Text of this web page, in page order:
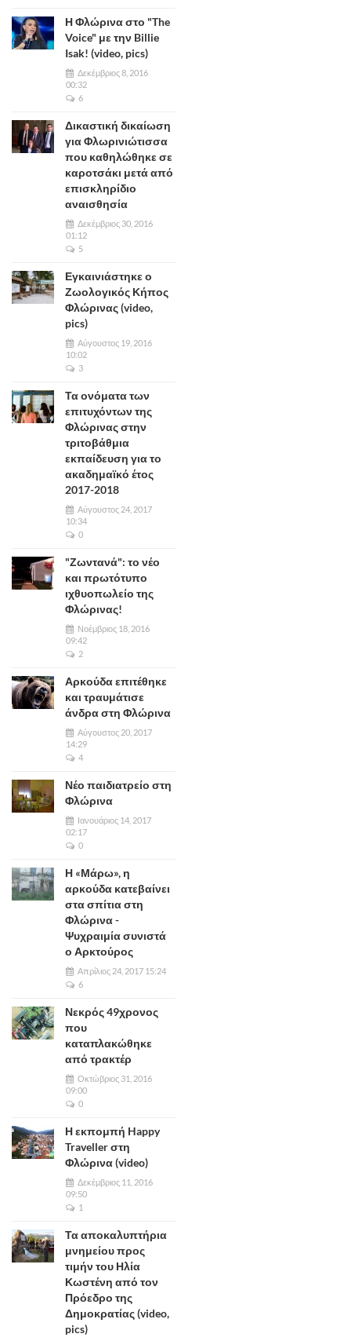
Η Φλώρινα στο "The
Voice" με την Billie
Isak! (video, pics)
Δεκέμβριος 8, 2016
00:32
6
Δικαστική δικαίωση
για Φλωρινιώτισσα
που καθηλώθηκε σε
καροτσάκι μετά από
επισκληρίδιο
αναισθησία
Δεκέμβριος 30, 2016
01:12
5
Εγκαινιάστηκε ο
Ζωολογικός Κήπος
Φλώρινας (video,
pics)
Αύγουστος 19, 2016
10:02
3
Τα ονόματα των
επιτυχόντων της
Φλώρινας στην
τριτοβάθμια
εκπαίδευση για το
ακαδημαϊκό έτος
2017-2018
Αύγουστος 24, 2017
10:34
0
"Ζωντανά": το νέο
και πρωτότυπο
ιχθυοπωλείο της
Φλώρινας!
Νοέμβριος 18, 2016
09:42
2
Αρκούδα επιτέθηκε
και τραυμάτισε
άνδρα στη Φλώρινα
Αύγουστος 20, 2017
14:29
4
Νέο παιδιατρείο στη
Φλώρινα
Ιανουάριος 14, 2017
02:17
0
Η «Μάρω», η
αρκούδα κατεβαίνει
στα σπίτια στη
Φλώρινα -
Ψυχραιμία συνιστά
ο Αρκτούρος
Απρίλιος 24, 2017 15:24
6
Νεκρός 49χρονος
που
καταπλακώθηκε
από τρακτέρ
Οκτώβριος 31, 2016
09:00
0
Η εκπομπή Happy
Traveller στη
Φλώρινα (video)
Δεκέμβριος 11, 2016
09:50
1
Τα αποκαλυπτήρια
μνημείου προς
τιμήν του Ηλία
Κωστένη από τον
Πρόεδρο της
Δημοκρατίας (video,
pics)